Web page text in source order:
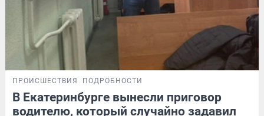
ПРОИСШЕСТВИЯ ПОДРОБНОСТИ
В Екатеринбурге вынесли приговор
водителю, который случайно задавил